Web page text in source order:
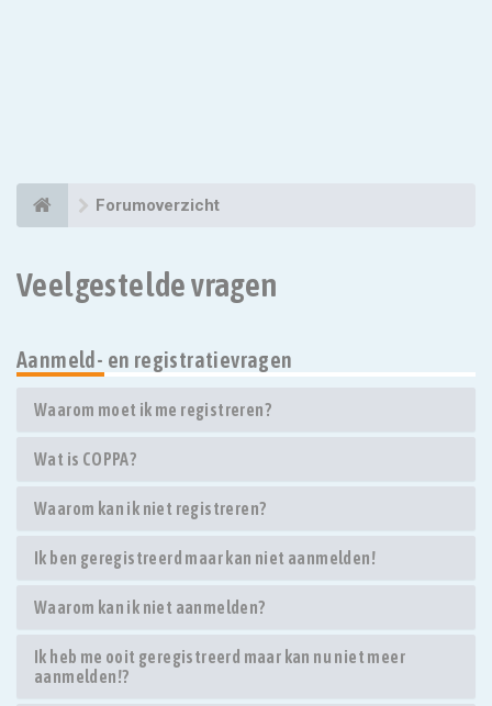
Forumoverzicht
Veelgestelde vragen
Aanmeld- en registratievragen
Waarom moet ik me registreren?
Wat is COPPA?
Waarom kan ik niet registreren?
Ik ben geregistreerd maar kan niet aanmelden!
Waarom kan ik niet aanmelden?
Ik heb me ooit geregistreerd maar kan nu niet meer
aanmelden!?